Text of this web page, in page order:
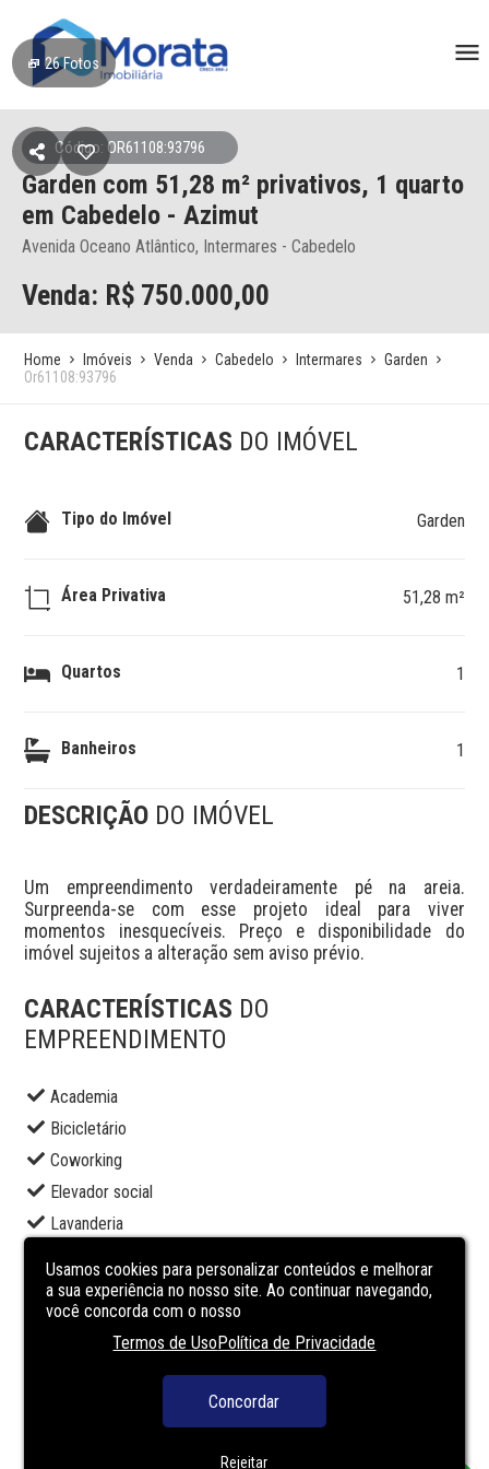
26Fotos
Código: OR61108:93796
Garden com 51,28 m² privativos, 1 quarto
em Cabedelo - Azimut
Avenida Oceano Atlântico, Intermares - Cabedelo
Venda: R$ 750.000,00
Home Imóveis Venda Cabedelo Intermares
Garden
Or61108:93796
CARACTERÍSTICAS DO IMÓVEL
Tipo do Imóvel Garden
Área Privativa 51,28 m²
Quartos 1
Banheiros 1
DESCRIÇÃO DO IMÓVEL
Um empreendimento verdadeiramente pé na areia.
Surpreenda-se com esse projeto ideal para viver
momentos inesquecíveis. Preço e disponibilidade do
imóvel sujeitos a alteração sem aviso prévio.
CARACTERÍSTICAS DO
EMPREENDIMENTO
Academia
Bicicletário
Coworking
Elevador social
Lavanderia
Piscina adulto
Piscina infantil
Usamos cookies para personalizar conteúdos e melhorar
a sua experiência no nosso site. Ao continuar navegando,
você concorda com o nosso
Termos de UsoPolítica de Privacidade
Concordar
Rejeitar